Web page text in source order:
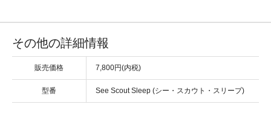
その他の詳細情報
販売価格 7,800円(内税)
型番 See Scout Sleep (シー・スカウト・スリープ)